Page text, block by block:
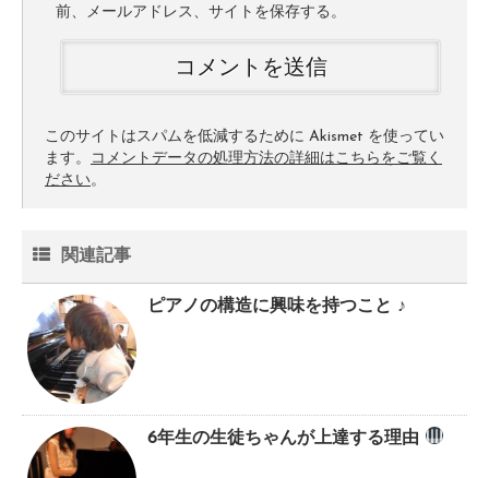
前、メールアドレス、サイトを保存する。
このサイトはスパムを低減するために Akismet を使ってい
ます。
コメントデータの処理方法の詳細はこちらをご覧く
ださい。
関連記事
ピアノの構造に興味を持つこと ♪
6年生の生徒ちゃんが上達する理由